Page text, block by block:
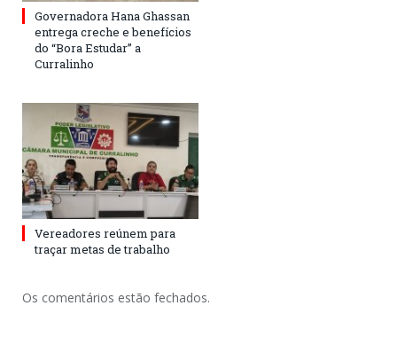
Governadora Hana Ghassan
entrega creche e benefícios
do “Bora Estudar” a
Curralinho
Vereadores reúnem para
traçar metas de trabalho
Os comentários estão fechados.